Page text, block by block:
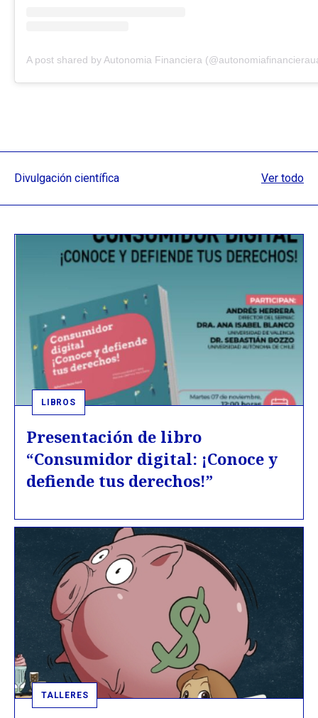
A post shared by Autonomia Financiera
Divulgación científica Ver todo
LIBROS
Presentación de libro
“Consumidor digital: ¡Conoce y
defiende tus derechos!”
TALLERES